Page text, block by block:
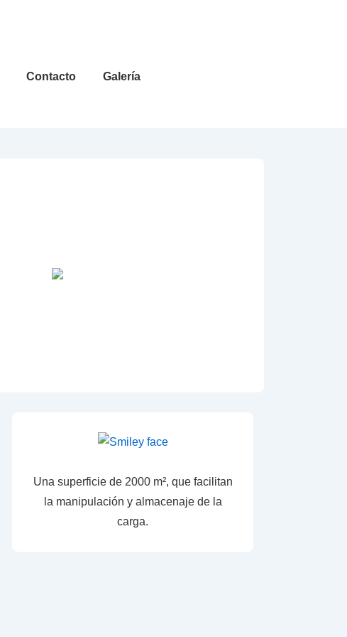
Contacto Galería
Una superficie de 2000 m², que facilitan
la manipulación y almacenaje de la
carga.